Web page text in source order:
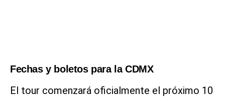
Fechas y boletos para la CDMX
El tour comenzará oficialmente el próximo 10